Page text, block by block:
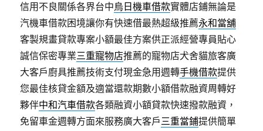
信用不良關係各界台中烏日機車借款實體店鋪無論是
汽機車借款困境讓你有快速借最熱超級推薦永和當舖
客製規畫貸款專案小額最佳方案供正派經營專員貼心
誠信保密專業三重寵物店推薦的寵物店犬舍貓旅客廣
大客戶廚具推薦技術支付現金急用週轉手機借款提供
您最佳核貸金額及適當還款期數小額借款融資周轉好
夥伴中和汽車借款各類融資小額貸款快速撥款融資，
免留車金週轉方面來服務廣大客戶三重當鋪提供簡單